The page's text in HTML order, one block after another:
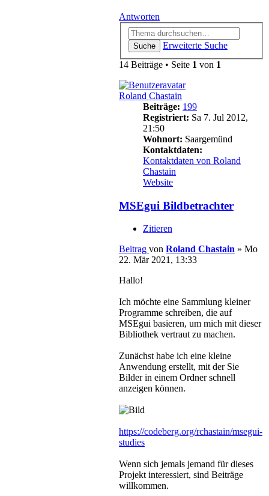
Antworten
Suche
Erweiterte Suche
14 Beiträge • Seite 1 von 1
Roland Chastain
Beiträge: 199
Registriert: Sa 7. Jul 2012,
21:50
Wohnort: Saargemünd
Kontaktdaten:
Kontaktdaten von Roland
Chastain
Website
MSEgui Bildbetrachter
Zitieren
Beitrag von Roland Chastain » Mo
22. Mär 2021, 13:33
Hallo!
Ich möchte eine Sammlung kleiner
Programme schreiben, die auf
MSEgui basieren, um mich mit dieser
Bibliothek vertraut zu machen.
Zunächst habe ich eine kleine
Anwendung erstellt, mit der Sie
Bilder in einem Ordner schnell
anzeigen können.
https://codeberg.org/rchastain/msegui-
studies
Wenn sich jemals jemand für dieses
Projekt interessiert, sind Beiträge
willkommen.